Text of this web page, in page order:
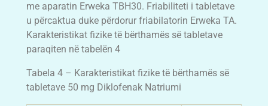
me aparatin Erweka TBH30. Friabiliteti i tabletave
u përcaktua duke përdorur friabilatorin Erweka TA.
Karakteristikat fizike të bërthamës së tabletave
paraqiten në tabelën 4
Tabela 4 – Karakteristikat fizike të bërthamës së
tabletave 50 mg Diklofenak Natriumi